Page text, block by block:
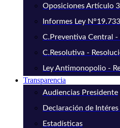
Oposiciones Artículo
Informes Ley N°19.733
C.Preventiva Central
C.Resolutiva -
Ley Antimonopolio -
Transparencia
Audiencias Presidente
Declaración de
Estadísticas